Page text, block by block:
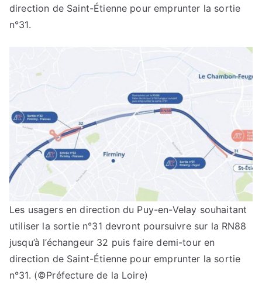
direction de Saint-Étienne pour emprunter la sortie
n°31.
Les usagers en direction du Puy-en-Velay souhaitant
utiliser la sortie n°31 devront poursuivre sur la RN88
jusqu’à l’échangeur 32 puis faire demi-tour en
direction de Saint-Étienne pour emprunter la sortie
n°31. (©Préfecture de la Loire)